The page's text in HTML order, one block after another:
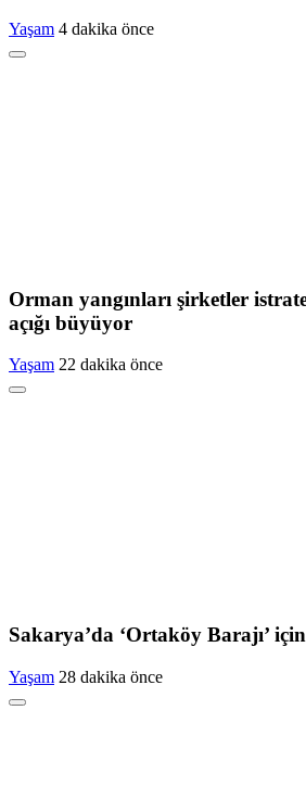
Yaşam 4 dakika önce
Orman yangınları şirketler
açığı büyüyor
Yaşam 22 dakika önce
Sakarya’da ‘Ortaköy Barajı’
Yaşam 28 dakika önce